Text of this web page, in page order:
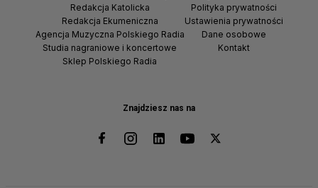
Znajdziesz nas na
Redakcja Katolicka
Redakcja Ekumeniczna
Agencja Muzyczna Polskiego Radia
Studia nagraniowe i koncertowe
Sklep Polskiego Radia
Polityka prywatności
Ustawienia prywatności
Dane osobowe
Kontakt